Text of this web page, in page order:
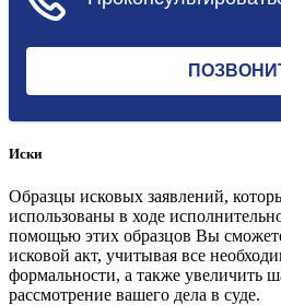
Иски
Образцы исковых заявлений,
использованы в ходе
помощью этих образцов Вы
исковой акт, учитывая все
формальности, а также увеличить
рассмотрение вашего дела в суде.